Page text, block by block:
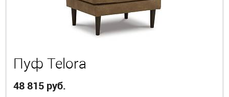
Пуф Telora
48 815 руб.